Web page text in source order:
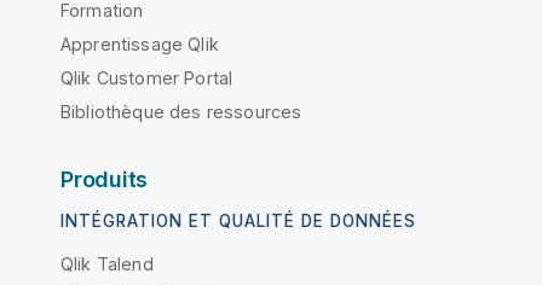
Formation
Apprentissage Qlik
Qlik Customer Portal
Bibliothèque des ressources
Produits
INTÉGRATION ET QUALITÉ DE DONNÉES
Qlik Talend